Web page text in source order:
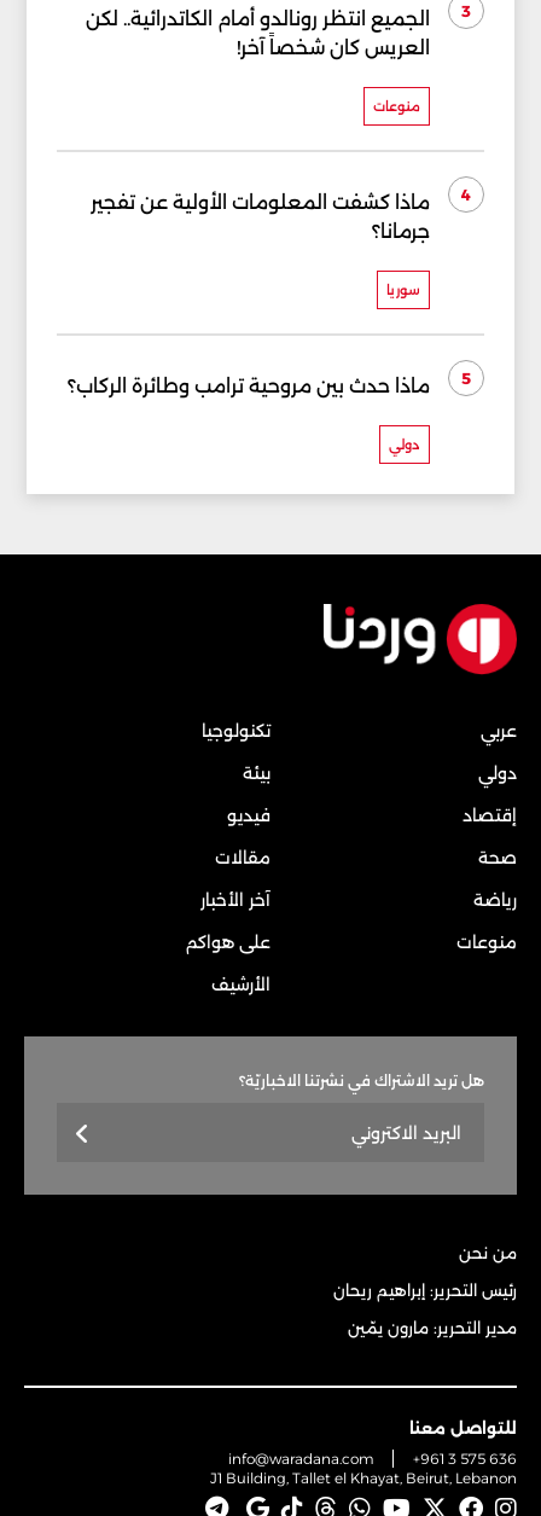
3
الجميع انتظر رونالدو أمام الكاتدرائية.. لكن
العريس كان شخصاً آخر!
منوعات
4
ماذا كشفت المعلومات الأولية عن تفجير
جرمانا؟
سوريا
5 ماذا حدث بين مروحية ترامب وطائرة الركاب؟
دولي
عربي
دولي
إقتصاد
صحة
رياضة
منوعات
تكنولوجيا
بيئة
فيديو
مقالات
آخر الأخبار
على هواكم
الأرشيف
هل تريد الاشتراك في نشرتنا الاخباريّة؟
من نحن
رئيس التحرير: إبراهيم ريحان
مدير التحرير: مارون يمّين
للتواصل معنا
info@waradana.com
+961 3 575 636
J1 Building, Tallet el Khayat, Beirut, Lebanon